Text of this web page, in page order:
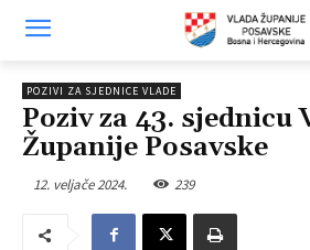
POZIVI ZA SJEDNICE VLADE
Poziv za 43. sjednicu
Županije Posavske
12. veljače 2024. 239